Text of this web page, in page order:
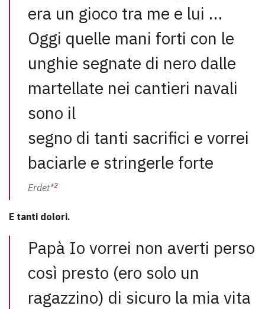
era un gioco tra me e lui …
Oggi quelle mani forti con le
unghie segnate di nero dalle
martellate nei cantieri navali
sono il
segno di tanti sacrifici e vorrei
baciarle e stringerle forte
Erdet*2
E tanti dolori.
Papà Io vorrei non averti perso
così presto (ero solo un
ragazzino) di sicuro la mia vita